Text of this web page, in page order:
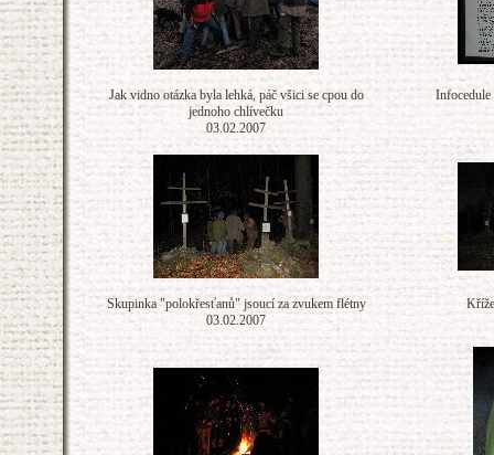
Jak vidno otázka byla lehká, páč všici se cpou do
jednoho chlívečku
03.02.2007
Skupinka "polokřesťanů" jsoucí za zvukem flétny
03.02.2007